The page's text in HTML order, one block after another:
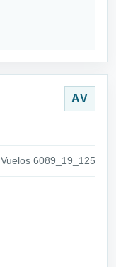
AV
Vuelos 6089_19_125